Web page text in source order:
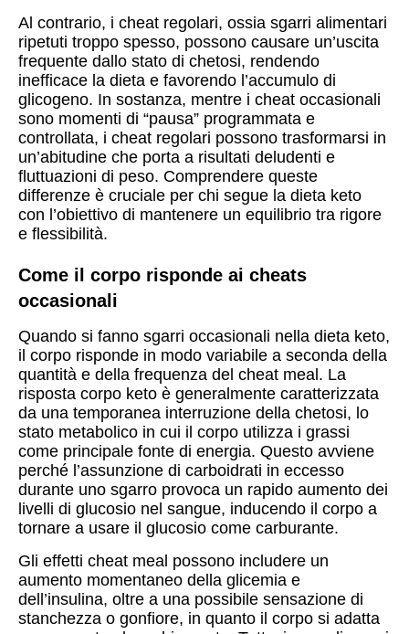
Al contrario, i cheat regolari, ossia sgarri alimentari
ripetuti troppo spesso, possono causare un’uscita
frequente dallo stato di chetosi, rendendo
inefficace la dieta e favorendo l’accumulo di
glicogeno. In sostanza, mentre i cheat occasionali
sono momenti di “pausa” programmata e
controllata, i cheat regolari possono trasformarsi in
un’abitudine che porta a risultati deludenti e
fluttuazioni di peso. Comprendere queste
differenze è cruciale per chi segue la dieta keto
con l’obiettivo di mantenere un equilibrio tra rigore
e flessibilità.
Come il corpo risponde ai cheats
occasionali
Quando si fanno sgarri occasionali nella dieta keto,
il corpo risponde in modo variabile a seconda della
quantità e della frequenza del cheat meal. La
risposta corpo keto è generalmente caratterizzata
da una temporanea interruzione della chetosi, lo
stato metabolico in cui il corpo utilizza i grassi
come principale fonte di energia. Questo avviene
perché l’assunzione di carboidrati in eccesso
durante uno sgarro provoca un rapido aumento dei
livelli di glucosio nel sangue, inducendo il corpo a
tornare a usare il glucosio come carburante.
Gli effetti cheat meal possono includere un
aumento momentaneo della glicemia e
dell’insulina, oltre a una possibile sensazione di
stanchezza o gonfiore, in quanto il corpo si adatta